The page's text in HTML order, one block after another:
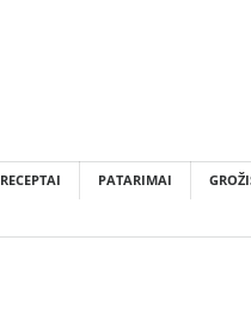
RECEPTAI PATARIMAI